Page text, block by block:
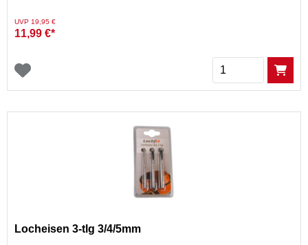
Preis reduziert von
UVP 19,95 €auf
11,99 €*
Menge
Locheisen 3-tlg 3/4/5mm